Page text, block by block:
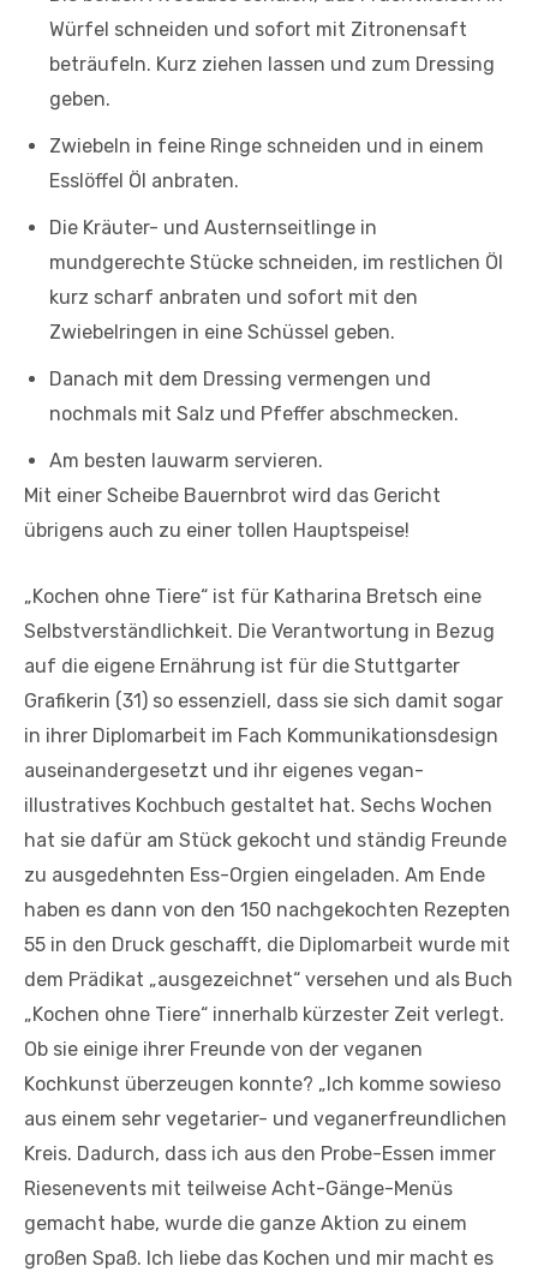
Würfel schneiden und sofort mit Zitronensaft
beträufeln. Kurz ziehen lassen und zum Dressing
geben.
Zwiebeln in feine Ringe schneiden und in einem
Esslöffel Öl anbraten.
Die Kräuter- und Austernseitlinge in
mundgerechte Stücke schneiden, im restlichen Öl
kurz scharf anbraten und sofort mit den
Zwiebelringen in eine Schüssel geben.
Danach mit dem Dressing vermengen und
nochmals mit Salz und Pfeffer abschmecken.
Am besten lauwarm servieren.
Mit einer Scheibe Bauernbrot wird das Gericht
übrigens auch zu einer tollen Hauptspeise!
„Kochen ohne Tiere“ ist für Katharina Bretsch eine
Selbstverständlichkeit. Die Verantwortung in Bezug
auf die eigene Ernährung ist für die Stuttgarter
Grafikerin (31) so essenziell, dass sie sich damit sogar
in ihrer Diplomarbeit im Fach Kommunikationsdesign
auseinandergesetzt und ihr eigenes vegan-
illustratives Kochbuch gestaltet hat. Sechs Wochen
hat sie dafür am Stück gekocht und ständig Freunde
zu ausgedehnten Ess-Orgien eingeladen. Am Ende
haben es dann von den 150 nachgekochten Rezepten
55 in den Druck geschafft, die Diplomarbeit wurde mit
dem Prädikat „ausgezeichnet“ versehen und als Buch
„Kochen ohne Tiere“ innerhalb kürzester Zeit verlegt.
Ob sie einige ihrer Freunde von der veganen
Kochkunst überzeugen konnte? „Ich komme sowieso
aus einem sehr vegetarier- und veganerfreundlichen
Kreis. Dadurch, dass ich aus den Probe-Essen immer
Riesenevents mit teilweise Acht-Gänge-Menüs
gemacht habe, wurde die ganze Aktion zu einem
großen Spaß. Ich liebe das Kochen und mir macht es